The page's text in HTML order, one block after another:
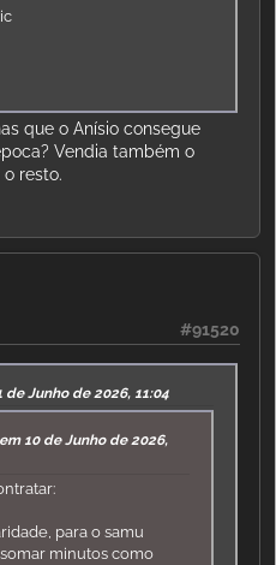
que o Anísio consegue
Vendia também o
resto.
#91520
de Junho de 2026, 11:04
10 de Junho de 2026,
para o samu
minutos como